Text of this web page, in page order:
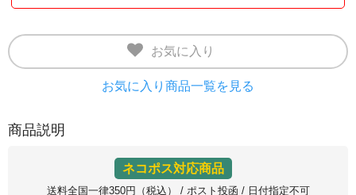
お気に入り
お気に入り商品一覧を見る
商品説明
ネコポス対応商品
送料全国一律350円（税込） / ポスト投函 / 日付指定不可